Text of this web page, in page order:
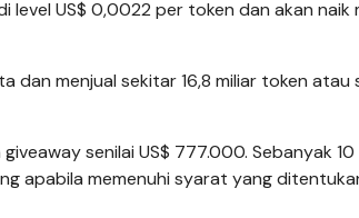
US$ 0,0022 per token dan akan naik
dan menjual sekitar 16,8 miliar token atau
senilai US$ 777.000. Sebanyak 10
apabila memenuhi syarat yang